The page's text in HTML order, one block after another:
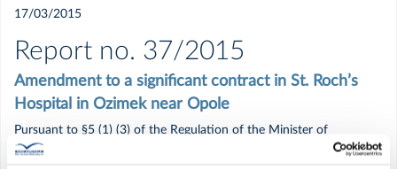
2021
Czerwiec
Maj
17/03/2015
Report no. 37/2015
Amendment to a significant contract in St. Roch’s
Hospital in Ozimek near Opole
Pursuant to §5 (1) (3) of the Regulation of the Minister of
Finances of 19 February 2009 on current and periodical